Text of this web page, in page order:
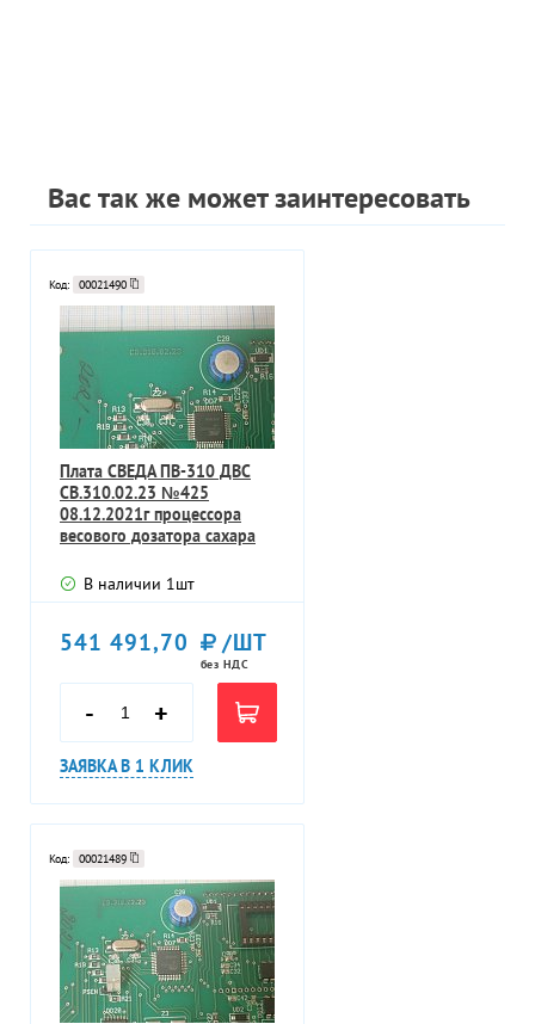
Вас так же может заинтересовать
Код: 00021490
Плата СВЕДА ПВ-310 ДВС
СВ.310.02.23 №425
08.12.2021г процессора
весового дозатора сахара
В наличии 1шт
541 491,70 /ШТ
без НДС
- +
ЗАЯВКА В 1 КЛИК
Код: 00021489